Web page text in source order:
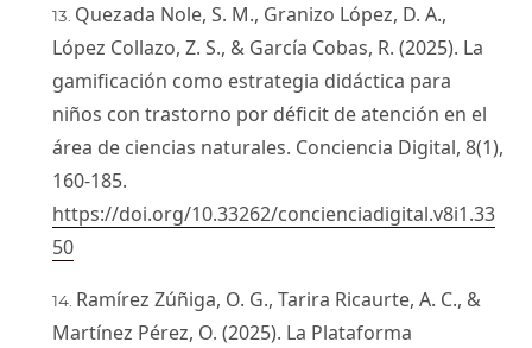
Quezada Nole, S. M., Granizo López, D. A.,
López Collazo, Z. S., & García Cobas, R. (2025). La
gamificación como estrategia didáctica para
niños con trastorno por déficit de atención en el
área de ciencias naturales. Conciencia Digital, 8(1),
160-185.
https://doi.org/10.33262/concienciadigital.v8i1.33
50
Ramírez Zúñiga, O. G., Tarira Ricaurte, A. C., &
Martínez Pérez, O. (2025). La Plataforma